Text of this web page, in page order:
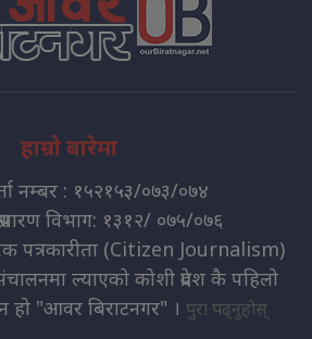
हाम्रो बारेमा
नम्बर : १५२१५३/०७३/०७४
विभाग: १३१२/ ०७५/०७६
पत्रकारीता (Citizen Journalism)
ल्याएको कोशी प्रदेश कै पहिलो
हो "आवर बिराटनगर" । पुरा पढ्नुहोस्